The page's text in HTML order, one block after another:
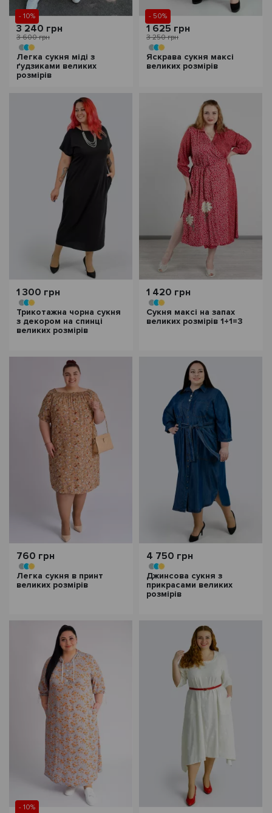
- 10%
3 240 грн
3 600 грн
Легка сукня міді з
ґудзиками великих
розмірів
- 50%
1 625 грн
3 250 грн
Яскрава сукня максі
великих розмірів
1 300 грн
Трикотажна чорна сукня
з декором на спинці
великих розмірів
1 420 грн
Сукня максі на запах
великих розмірів 1+1=3
760 грн
Легка сукня в принт
великих розмірів
4 750 грн
Джинсова сукня з
прикрасами великих
розмірів
- 10%